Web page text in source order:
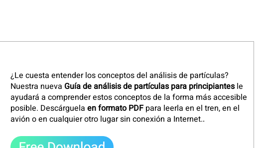
¿Le cuesta entender los conceptos del análisis de partículas?
Nuestra nueva Guía de análisis de partículas para principiantesle
ayudará a comprender estos conceptos de la forma más accesible
posible. Descárguela en formato PDF para leerla en el tren, en el
avión o en cualquier otro lugar sin conexión a Internet..